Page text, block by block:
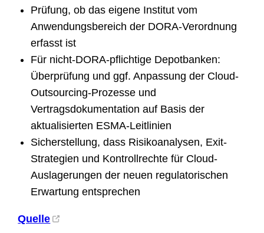
Prüfung, ob das eigene Institut vom
Anwendungsbereich der DORA-Verordnung
erfasst ist
Für nicht-DORA-pflichtige Depotbanken:
Überprüfung und ggf. Anpassung der Cloud-
Outsourcing-Prozesse und
Vertragsdokumentation auf Basis der
aktualisierten ESMA-Leitlinien
Sicherstellung, dass Risikoanalysen, Exit-
Strategien und Kontrollrechte für Cloud-
Auslagerungen der neuen regulatorischen
Erwartung entsprechen
Quelle